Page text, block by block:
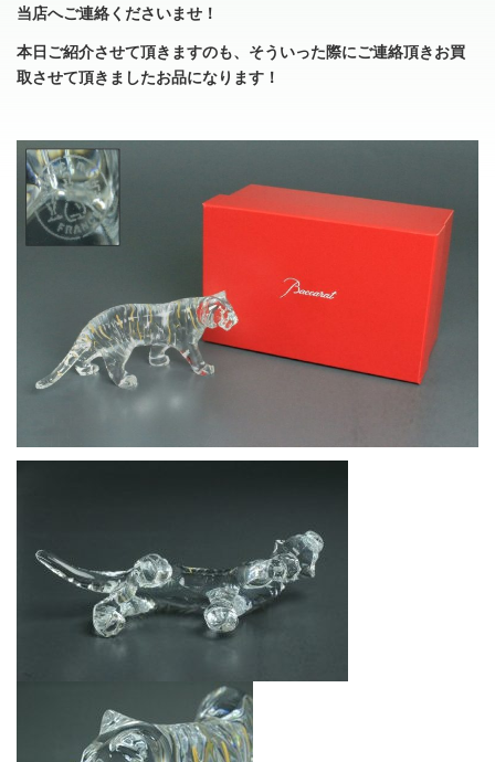
当店へご連絡くださいませ！
本日ご紹介させて頂きますのも、そういった際にご連絡頂きお買
取させて頂きましたお品になります！